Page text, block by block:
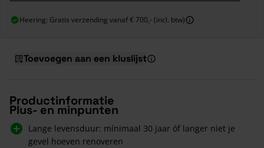
Heering: Gratis verzending vanaf € 700,- (incl. btw)
Toevoegen aan een kluslijst
Productinformatie
Plus- en minpunten
Lange levensduur: mínimaal 30 jaar óf langer niet je
gevel hoeven renoveren